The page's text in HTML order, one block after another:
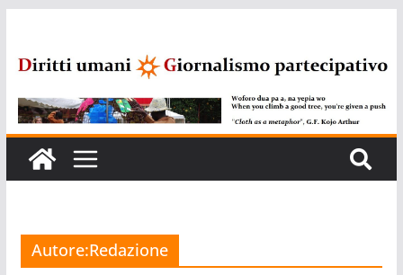
contenuto
Autore:Redazione